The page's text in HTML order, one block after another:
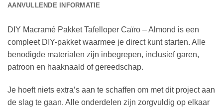
AANVULLENDE INFORMATIE
DIY Macramé Pakket Tafelloper Caïro – Almond is een
compleet DIY-pakket waarmee je direct kunt starten. Alle
benodigde materialen zijn inbegrepen, inclusief garen,
patroon en haaknaald of gereedschap.
Je hoeft niets extra’s aan te schaffen om met dit project aan
de slag te gaan. Alle onderdelen zijn zorgvuldig op elkaar